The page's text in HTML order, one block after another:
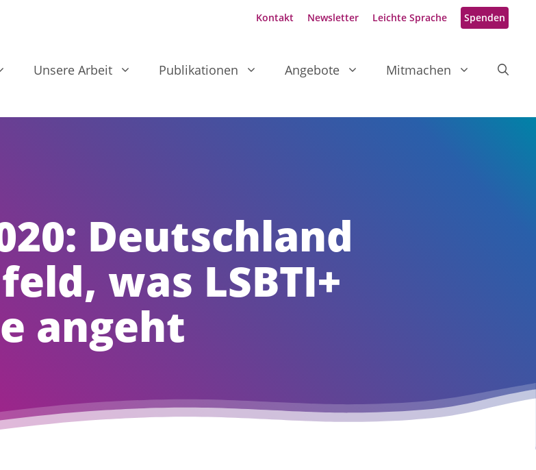
Kontakt Newsletter Leichte Sprache Spenden
Unsere Arbeit Publikationen Angebote Mitmachen
Deutschland
was LSBTI+
angeht